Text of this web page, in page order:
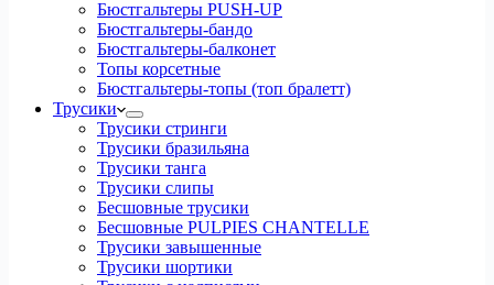
Бюстгальтеры PUSH-UP
Бюстгальтеры-бандо
Бюстгальтеры-балконет
Топы корсетные
Бюстгальтеры-топы (топ бралетт)
Трусики
Трусики стринги
Трусики бразильяна
Трусики танга
Трусики слипы
Бесшовные трусики
Бесшовные PULPIES CHANTELLE
Трусики завышенные
Трусики шортики